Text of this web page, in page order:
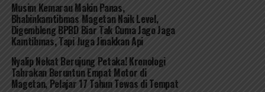
Musim Kemarau Makin Panas,
Bhabinkamtibmas Magetan Naik Level,
Digembleng BPBD Biar Tak Cuma Jago Jaga
Kamtibmas, Tapi Juga Jinakkan Api
Nyalip Nekat Berujung Petaka! Kronologi
Tabrakan Beruntun Empat Motor di
Magetan, Pelajar 17 Tahun Tewas di Tempat